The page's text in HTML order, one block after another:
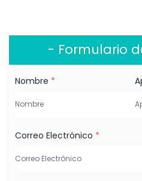
- Formulario
Nombre *
Correo Electrónico *